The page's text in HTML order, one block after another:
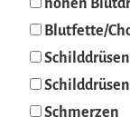
hohen
Blutfette/
Schmerzen